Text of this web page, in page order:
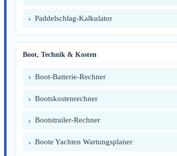
Paddelschlag-Kalkulator
Boot, Technik & Kosten
Boot-Batterie-Rechner
Bootskostenrechner
Bootstrailer-Rechner
Boote Yachten Wartungsplaner